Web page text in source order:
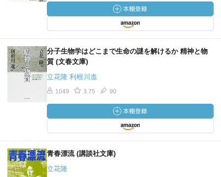
が最適と思われる流れを、はじめに思弁によって策定し、
その流れに沿って人工的に運河を掘削してしまい、
そこに材料を流し込むと、アーラ不思議（というか、あま
って流れていくというだけの話である。
それに対して、コンテ無し派の発想は、水をして流れるに
まかせるが如く、
材料をして流れるに任せれば、材料自身が最適の流れを発
見するだろうという考えの上に立つ。
『上善は水のごとし』というではないか。材料を料理して
が、材料を充分に生かしたよい料理ができるものである。
つまり、コンテに頼るか、頼らないかの問題は、意識上層
部の構成力と、
分子生物学はどこまで生命の謎を解けるか 精神と物
質 (文春文庫)
立花隆 利根川進
1049 3.75 90
青春漂流 (講談社文庫)
立花隆